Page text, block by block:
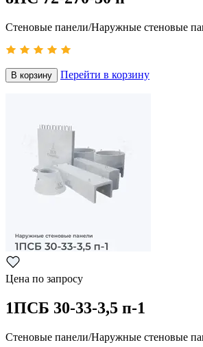
Стеновые панели/Наружные стеновые
В корзину Перейти в корзину
Цена по запросу
1ПСБ 30-33-3,5 п-1
Стеновые панели/Наружные стеновые